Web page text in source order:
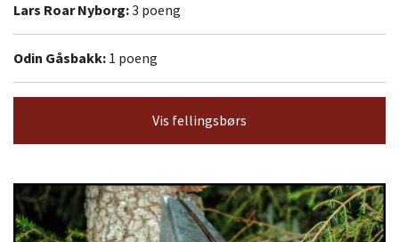
Lars Roar Nyborg:3 poeng
Odin Gåsbakk: 1 poeng
Vis fellingsbørs